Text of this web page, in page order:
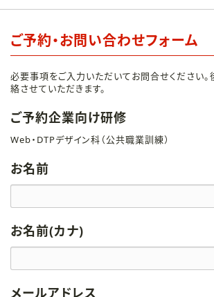
ご予約・お問い合わせフォーム
必要事項をご入力いただいてお問合せください
絡させていただきます。
ご予約企業向け研修
Web・DTPデザイン科（公共職業訓練）
お名前
お名前(カナ)
メールアドレス